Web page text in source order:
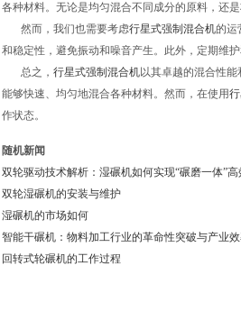
各种材料。无论是均匀混合不同成分的原料，还
然而，我们也需要考虑行星式强制混合机的运
和稳定性，避免振动和噪音产生。此外，定期维
总之， 行星式强制混合机以其卓越的混合性能
能够快速、均匀地混合各种材料。然而，在使用
作状态。
随机新闻
双轮驱动技术解析：湿碾机如何实现“碾磨一体”高
双轮湿碾机的安装与维护
湿碾机的市场如何
智能干碾机：物料加工行业的革命性突破与产业
回转式轮碾机的工作过程